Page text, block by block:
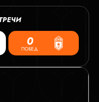
0
ПОБЕД